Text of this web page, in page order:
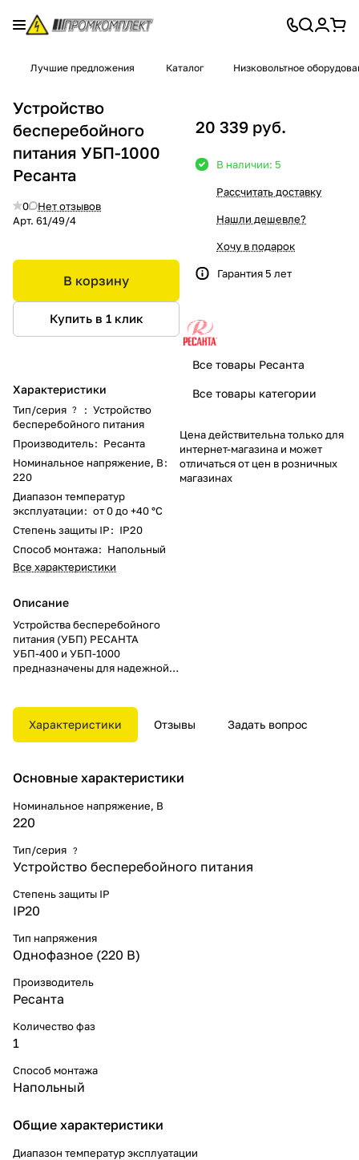
Лучшие предложения Каталог Низковольтное
Устройство
бесперебойного
питания УБП-1000
Ресанта
0
Нет отзывов
Арт. 61/49/4
В корзину
Купить в 1 клик
Характеристики
Тип/серия ? : Устройство
бесперебойного питания
Производитель: Ресанта
Номинальное напряжение, В:
220
Диапазон температур
эксплуатации: от 0 до +40 °С
Степень защиты IP: IP20
Способ монтажа: Напольный
Все характеристики
Описание
Устройства бесперебойного
питания (УБП) РЕСАНТА
УБП-400 и УБП-1000
предназначены для надежной
перепадов напряжения, а также
резервного питания
электроприборов сети 220 В.
Устройство бесперебойного
Инструкция по эксплуатации
Провод для подключения АКБ
Внимание: АКБ в комплектацию
20 339 руб.
В наличии: 5
Рассчитать доставку
Нашли дешевле?
Хочу в подарок
Гарантия 5 лет
Все товары Ресанта
Все товары категории
Цена действительна только для
интернет-магазина и может
отличаться от цен в розничных
магазинах
Характеристики Отзывы Задать вопрос
Основные характеристики
Номинальное напряжение, В
220
Тип/серия ?
Устройство бесперебойного питания
Степень защиты IP
IP20
Тип напряжения
Однофазное (220 В)
Производитель
Ресанта
Количество фаз
1
Способ монтажа
Напольный
Общие характеристики
Диапазон температур эксплуатации